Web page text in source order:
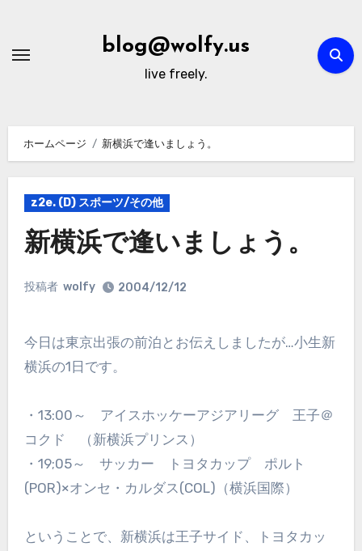
blog@wolfy.us
live freely.
ホームページ 新横浜で逢いましょう。
z2e. (D) スポーツ/その他
新横浜で逢いましょう。
投稿者 wolfy 2004/12/12
今日は東京出張の前泊とお伝えしましたが…小生新
横浜の1日です。
・13:00～ アイスホッケーアジアリーグ 王子＠
コクド （新横浜プリンス）
・19;05～ サッカー トヨタカップ ポルト
(POR)×オンセ・カルダス(COL)（横浜国際）
ということで、新横浜は王子サイド、トヨタカッ